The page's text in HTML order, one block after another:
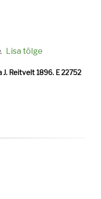
Lisa tõlge
J. Reitvelt 1896. E 22752